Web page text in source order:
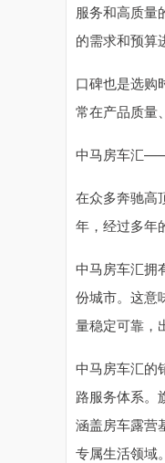
服务和高质量
的需求和预算
口碑也是选购
常在产品质量
中马房车汇
在众多奔驰高
年，经过多年
中马房车汇拥
份城市。这意
量稳定可靠，
中马房车汇的
路服务体系。
涵盖房车露营
专属生活领域。